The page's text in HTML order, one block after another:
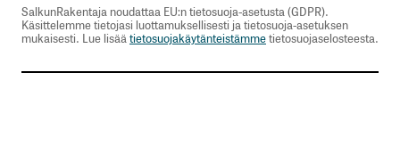
SalkunRakentaja noudattaa EU:n tietosuoja-asetusta (GDPR).
Käsittelemme tietojasi luottamuksellisesti ja tietosuoja-asetuksen
mukaisesti. Lue lisää tietosuojakäytänteistämmetietosuojaselosteesta.